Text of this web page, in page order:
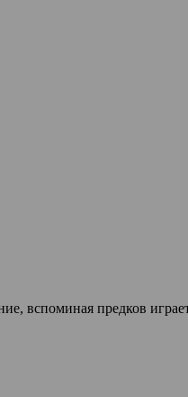
вспоминая предков